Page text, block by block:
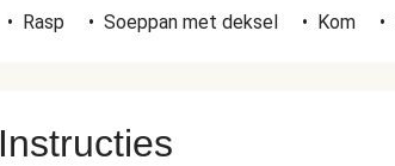
• Rasp • Soeppan met deksel • Kom •
Instructies